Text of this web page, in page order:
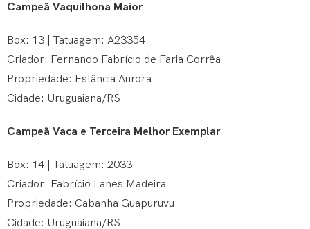
Campeã Vaquilhona Maior
Box: 13 | Tatuagem: A23354
Criador: Fernando Fabrício de Faria Corrêa
Propriedade: Estância Aurora
Cidade: Uruguaiana/RS
Campeã Vaca e Terceira Melhor Exemplar
Box: 14 | Tatuagem: 2033
Criador: Fabrício Lanes Madeira
Propriedade: Cabanha Guapuruvu
Cidade: Uruguaiana/RS